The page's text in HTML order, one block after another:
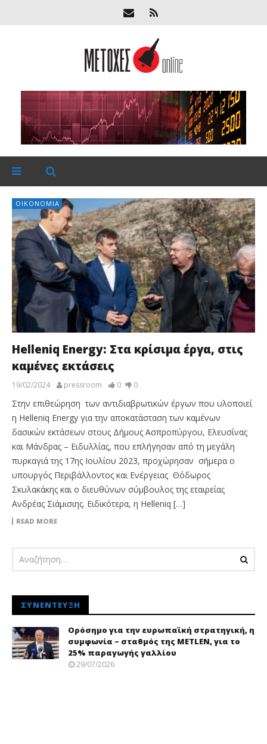
ΟΙΚΟΝΟΜΊΑ
Ηelleniq Energy: Στα κρίσιμα έργα, στις
καμένες εκτάσεις
19/02/2024 pressroom 0 0
Στην επιθεώρηση των αντιδιαβρωτικών έργων που υλοποιεί
η Ηelleniq Energy για την αποκατάσταση των καμένων
δασικών εκτάσεων στους Δήμους Ασπροπύργου, Ελευσίνας
και Μάνδρας – Ειδυλλίας, που επλήγησαν από τη μεγάλη
πυρκαγιά της 17ης Ιουλίου 2023, προχώρησαν σήμερα ο
υπουργός Περιβάλλοντος και Ενέργειας Θόδωρος
Σκυλακάκης και ο διευθύνων σύμβουλος της εταιρείας
Ανδρέας Σιάμισιης. Ειδικότερα, η Ηelleniq […]
READ MORE
ΣΥΝΈΝΤΕΥΞΗ
Ορόσημο για την ευρωπαϊκή στρατηγική, η
συμφωνία – σταθμός της METLEN, για το
25% παραγωγής γαλλίου
29/07/2026